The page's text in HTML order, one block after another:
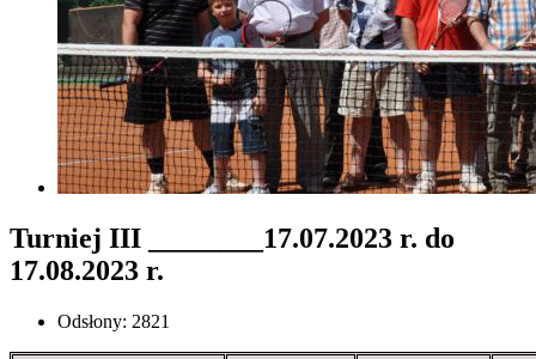
Turniej III ________17.07.2023 r. do
17.08.2023 r.
Odsłony: 2821